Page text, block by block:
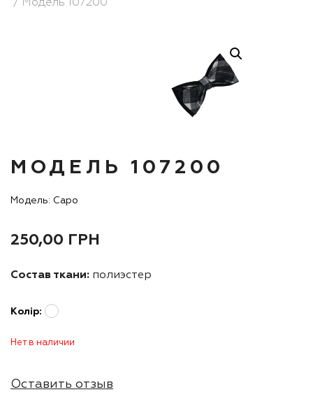
/ Модель 107200
МОДЕЛЬ 107200
Модель: Capo
250,00 ГРН
Состав ткани: полиэстер
Колір:
Нет в наличии
Оставить отзыв